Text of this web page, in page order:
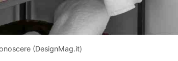
(DesignMag.it)